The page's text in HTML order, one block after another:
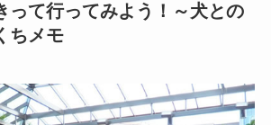
って行ってみよう！～犬との
ちメモ